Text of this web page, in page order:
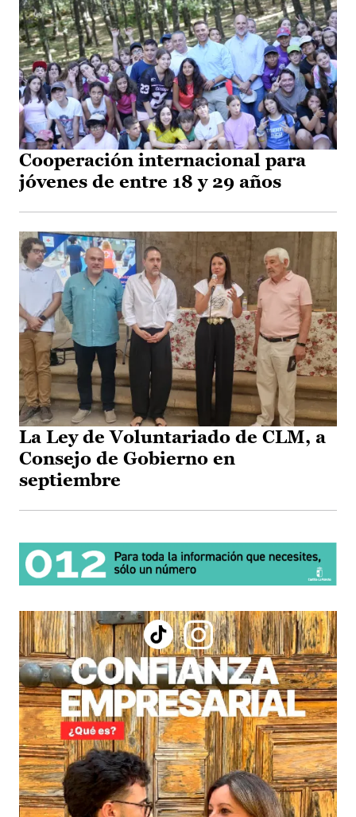
Cooperación internacional para
jóvenes de entre 18 y 29 años
La Ley de Voluntariado de CLM, a
Consejo de Gobierno en
septiembre